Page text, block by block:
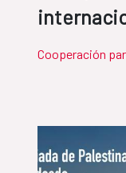
Cooperación